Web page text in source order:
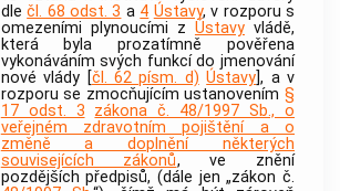
dlečl. 68 odst. 3 a 4 Ústavy, v rozporu s
omezeními plynoucími z Ústavyvládě,
která byla prozatímně pověřena
vykonáváním svých funkcí do jmenování
nové vlády [čl. 62 písm. d) Ústavy], a v
rozporu se zmocňujícím ustanovením §
17 odst. 3 zákona č. 48/1997 Sb., o
veřejném zdravotním pojištění a o
změně a doplnění některých
souvisejících zákonů, ve znění
pozdějších předpisů, (dále jen „zákon č.